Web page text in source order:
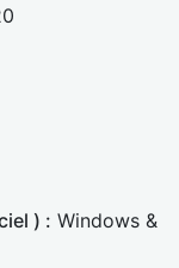
) : Windows &